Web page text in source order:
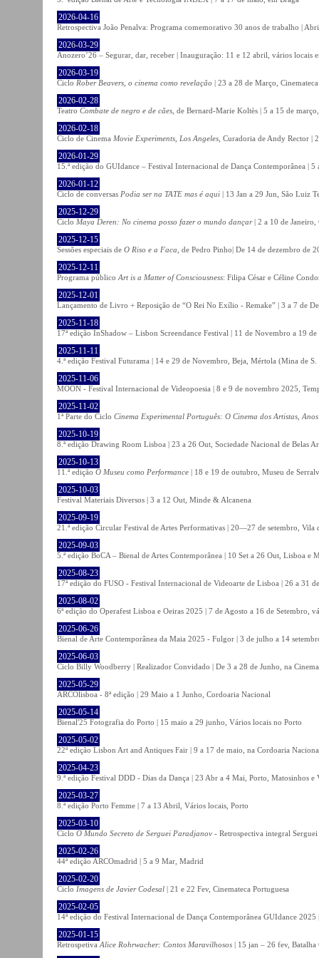
2026-04-16
Retrospectiva João Penalva: Programa comemorativo 30 anos de trabalho |
2026-03-29
Anozero’26 – Segurar, dar, receber | Inauguração: 11 e 12 abril, vários locais
2026-03-19
Ciclo Rober Beavers, o cinema como revelação | 23 a 28 de Março,
2026-02-28
Teatro Combate de negro e de cães , de Bernard-Marie Koltès | 5 a 15 de
2026-02-18
Ciclo de Cinema Movie Experiments, Los Angeles , Curadoria de Andy Rector
2026-01-29
15.ª edição do GUIdance – Festival Internacional de Dança Contemporânea |
2026-01-12
Ciclo de conversas Podia ser na TATE mas é aqui | 13 Jan a 29 Jun, São Luiz
2025-12-29
Ciclo Maya Deren: No cinema posso fazer o mundo dançar| 2 a 10 de Janeiro,
2025-12-15
Sessões especiais de O Riso e a Faca , de Pedro Pinho| De 14 de dezembro de
2025-12-11
Programa público Art is a Matter of Consciousness: Filipa César e Céline
2025-12-01
Lançamento de Livro + Reposição de “O Rei No Exílio - Remake” | 3 a 7 de
2025-11-18
17ª edição InShadow – Lisbon Screendance Festival | 11 de Novembro a 19
2025-11-11
4.ª edição Festival Futurama | 14 e 29 de Novembro, Beja, Mértola (Mina de
2025-11-06
MOON - Festival Internacional de Videopoesia | 8 e 9 de novembro 2025,
2025-11-02
1ª Parte do Ciclo Cinema Experimental Português: O Cinema dos Artistas,
2025-10-19
8.ª edição Drawing Room Lisboa | 23 a 26 Out, Sociedade Nacional de Belas
2025-10-13
11.ª edição O Museu como Performance | 18 e 19 de outubro, Museu de
2025-10-03
Festival Materiais Diversos | 3 a 12 Out, Minde & Alcanena
2025-09-19
21.ª edição Circular Festival de Artes Performativas | 20—27 de setembro, Vila
2025-09-03
5.ª edição BoCA – Bienal de Artes Contemporânea | 10 Set a 26 Out, Lisboa e
2025-08-23
17ª edição do FUSO - Festival Internacional de Videoarte de Lisboa | 26 a 31
2025-08-02
6ª edição do Operafest Lisboa e Oeiras 2025 | 7 de Agosto a 16 de Setembro,
2025-06-26
Bienal de Arte Contemporânea da Maia 2025 - Fulgor | 3 de julho a 14
2025-06-03
Ciclo Billy Woodberry | Realizador Convidado | De 3 a 28 de Junho, na
2025-05-29
ARCOlisboa - 8ª edição | 29 Maio a 1 Junho, Cordoaria Nacional
2025-05-14
Bienal'25 Fotografia do Porto | 15 maio a 29 junho, Vários locais no Porto
2025-05-02
22ª edição Lisbon Art and Antiques Fair | 9 a 17 de maio, na Cordoaria
2025-04-23
9.ª edição Festival DDD - Dias da Dança | 23 Abr a 4 Mai, Porto, Matosinhos e
2025-03-27
8.ª edição Porto Femme | 7 a 13 Abril, Vários locais, Porto
2025-03-10
Ciclo O Mundo Secreto de Serguei Paradjanov - Retrospectiva integral
2025-02-26
44ª edição ARCOmadrid | 5 a 9 Mar, Madrid
2025-02-20
Ciclo Imagens de Javier Codesal | 21 e 22 Fev, Cinemateca Portuguesa
2025-02-05
14ª edição do Festival Internacional de Dança Contemporânea GUIdance 2025
2025-01-15
Retrospetiva Alice Rohrwacher: Contos Maravilhosos | 15 jan – 26 fev, Batalha